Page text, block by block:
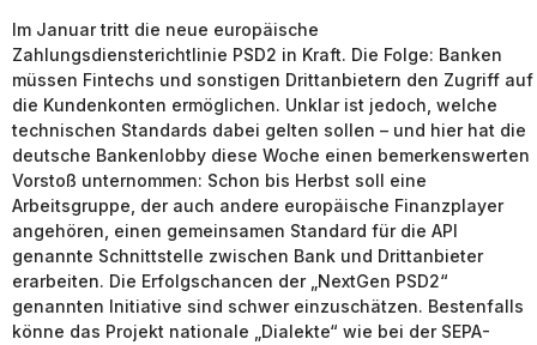
Im Januar tritt die neue europäische
Zahlungsdiensterichtlinie PSD2 in Kraft. Die Folge: Banken
müssen Fintechs und sonstigen Drittanbietern den Zugriff auf
die Kundenkonten ermöglichen. Unklar ist jedoch, welche
technischen Standards dabei gelten sollen – und hier hat die
deutsche Bankenlobby diese Woche einen bemerkenswerten
Vorstoß unternommen: Schon bis Herbst soll eine
Arbeitsgruppe, der auch andere europäische Finanzplayer
angehören, einen gemeinsamen Standard für die API
genannte Schnittstelle zwischen Bank und Drittanbieter
erarbeiten. Die Erfolgschancen der „NextGen PSD2“
genannten Initiative sind schwer einzuschätzen. Bestenfalls
könne das Projekt nationale „Dialekte“ wie bei der SEPA-